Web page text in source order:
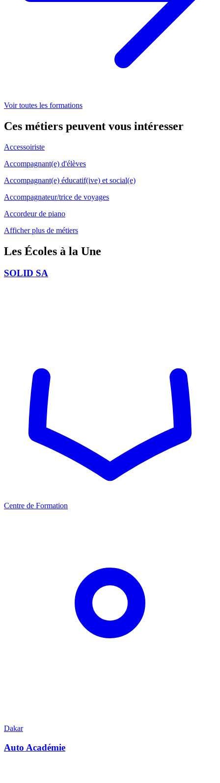
Voir toutes les formations
Ces métiers peuvent vous intéresser
Accessoiriste
Accompagnant(e) d'élèves
Accompagnant(e) éducatif(ive) et social(e)
Accompagnateur/trice de voyages
Accordeur de piano
Afficher plus de métiers
Les Écoles à la Une
SOLID SA
Centre de Formation
Dakar
Auto Académie